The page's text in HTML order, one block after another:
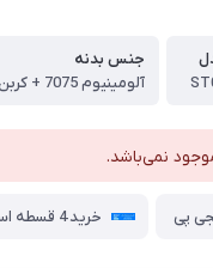
جنس بدنه
آلومینیوم 7075 + کربن
نمی‌باشد.
خرید 4 قسطه اسنپ پی